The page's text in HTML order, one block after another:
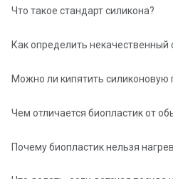
Что такое стандарт силикона?
Существует несколько
каких целей можно использовать
силикона. Он означает, что
Как определить некачественный
руках.
Некачественный силикон имеет
Прокипятите изделие
Можно ли кипятить силиконовую
и мыть в посудомоечной машине
материала.
Чем отличается биопластик от
материал, который получают из
сахарного тростника. В
ощупь материал, который можно
Почему биопластик нельзя